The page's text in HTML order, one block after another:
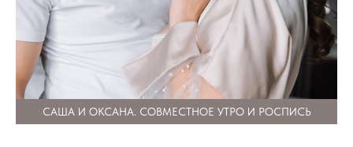
САША И ОКСАНА. СОВМЕСТНОЕ УТРО И РОСПИСЬ